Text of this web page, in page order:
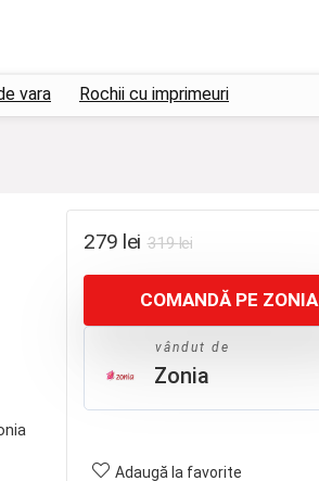
vara Rochii cu imprimeuri
319leiPrețul
inițial
a
fost:
319 lei.
279 lei
Prețul
curent
este:
279 lei.
COMANDĂ PE ZONIA
vândut de
Zonia
Adaugă la favorite